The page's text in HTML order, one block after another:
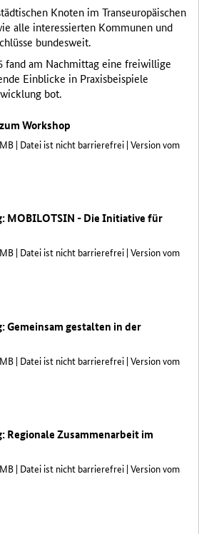
Knoten im Transeuropäischen
alle interessierten Kommunen und
bundesweit.
fand am Nachmittag eine freiwillige
Einblicke in Praxisbeispiele
bot.
Workshop
| Datei ist nicht barrierefrei | Version vom
MOBILOTSIN - Die Initiative für
| Datei ist nicht barrierefrei | Version vom
Gemeinsam gestalten in der
| Datei ist nicht barrierefrei | Version vom
Regionale Zusammenarbeit im
| Datei ist nicht barrierefrei | Version vom